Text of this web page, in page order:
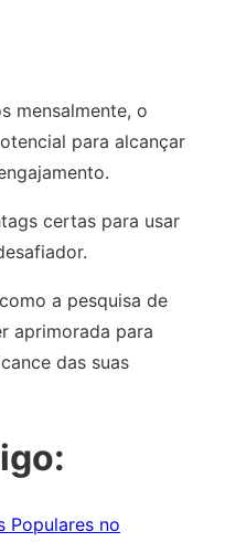
mensalmente, o
para alcançar
certas para usar
a pesquisa de
aprimorada para
das suas
Populares no